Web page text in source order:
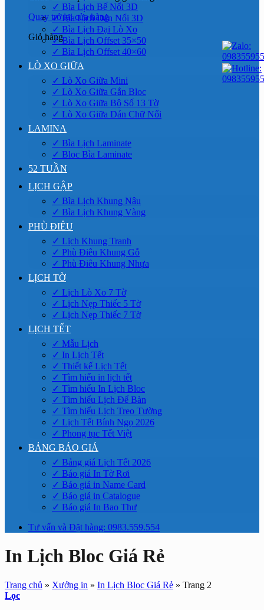
Quay trở lại cửa hàng
Giỏ hàng
✓ Bìa Lịch Bế Nổi 3D
✓ Bìa Lịch Dán Nổi 3D
✓ Bìa Lịch Đại Lò Xo
✓ Bìa Lịch Offset 35×50
✓ Bìa Lịch Offset 40×60
LÒ XO GIỮA
✓ Lò Xo Giữa Mini
✓ Lò Xo Giữa Gắn Bloc
✓ Lò Xo Giữa Bộ Số 13 Tờ
✓ Lò Xo Giữa Dán Chữ Nổi
LAMINA
✓ Bìa Lịch Laminate
✓ Bloc Bìa Laminate
52 TUẦN
LỊCH GẬP
✓ Bìa Lịch Khung Nâu
✓ Bìa Lịch Khung Vàng
PHÙ ĐIÊU
✓ Lịch Khung Tranh
✓ Phù Điêu Khung Gỗ
✓ Phù Điêu Khung Nhựa
LỊCH TỜ
✓ Lịch Lò Xo 7 Tờ
✓ Lịch Nẹp Thiếc 5 Tờ
✓ Lịch Nẹp Thiếc 7 Tờ
LỊCH TẾT
✓ Mẫu Lịch
✓ In Lịch Tết
✓ Thiết kế Lịch Tết
✓ Tìm hiểu in lịch tết
✓ Tìm hiểu In Lịch Bloc
✓ Tìm hiểu Lịch Để Bàn
✓ Tìm hiểu Lịch Treo Tường
✓ Lịch Tết Bính Ngọ 2026
✓ Phong tục Tết Việt
BẢNG BÁO GIÁ
✓ Bảng giá Lịch Tết 2026
✓ Báo giá In Tờ Rơi
✓ Báo giá in Name Card
✓ Báo giá in Catalogue
✓ Báo giá In Bao Thư
Tư vấn và Đặt hàng: 0983.559.554
In Lịch Bloc Giá Rẻ
Trang chủ » Xưởng in » In Lịch Bloc Giá Rẻ » Trang 2
Lọc